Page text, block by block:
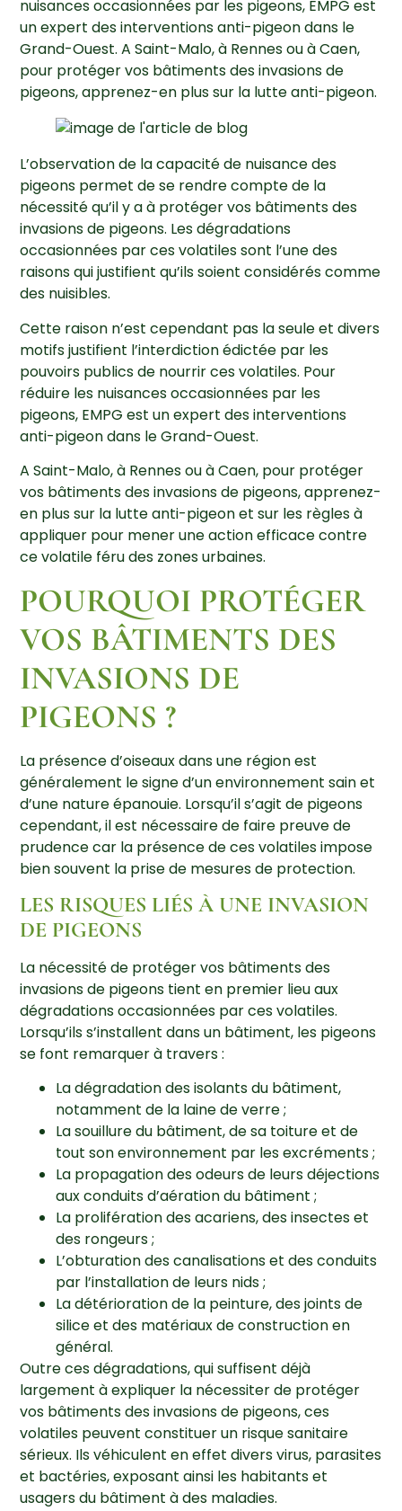
nuisances occasionnées par les pigeons, EMPG est
un expert des interventions anti-pigeon dans le
Grand-Ouest. A Saint-Malo, à Rennes ou à Caen,
pour protéger vos bâtiments des invasions de
pigeons, apprenez-en plus sur la lutte anti-pigeon.
L’observation de la capacité de nuisance des
pigeons permet de se rendre compte de la
nécessité qu’il y a à protéger vos bâtiments des
invasions de pigeons. Les dégradations
occasionnées par ces volatiles sont l’une des
raisons qui justifient qu’ils soient considérés comme
des nuisibles.
Cette raison n’est cependant pas la seule et divers
motifs justifient l’interdiction édictée par les
pouvoirs publics de nourrir ces volatiles. Pour
réduire les nuisances occasionnées par les
pigeons, EMPG est un expert des interventions
anti-pigeon dans le Grand-Ouest.
A Saint-Malo, à Rennes ou à Caen, pour protéger
vos bâtiments des invasions de pigeons, apprenez-
en plus sur la lutte anti-pigeon et sur les règles à
appliquer pour mener une action efficace contre
ce volatile féru des zones urbaines.
POURQUOI PROTÉGER
VOS BÂTIMENTS DES
INVASIONS DE
PIGEONS ?
La présence d’oiseaux dans une région est
généralement le signe d’un environnement sain et
d’une nature épanouie. Lorsqu’il s’agit de pigeons
cependant, il est nécessaire de faire preuve de
prudence car la présence de ces volatiles impose
bien souvent la prise de mesures de protection.
LES RISQUES LIÉS À UNE INVASION
DE PIGEONS
La nécessité de protéger vos bâtiments des
invasions de pigeons tient en premier lieu aux
dégradations occasionnées par ces volatiles.
Lorsqu’ils s’installent dans un bâtiment, les pigeons
se font remarquer à travers :
La dégradation des isolants du bâtiment,
notamment de la laine de verre ;
La souillure du bâtiment, de sa toiture et de
tout son environnement par les excréments ;
La propagation des odeurs de leurs déjections
aux conduits d’aération du bâtiment ;
La prolifération des acariens, des insectes et
des rongeurs ;
L’obturation des canalisations et des conduits
par l’installation de leurs nids ;
La détérioration de la peinture, des joints de
silice et des matériaux de construction en
général.
Outre ces dégradations, qui suffisent déjà
largement à expliquer la nécessiter de protéger
vos bâtiments des invasions de pigeons, ces
volatiles peuvent constituer un risque sanitaire
sérieux. Ils véhiculent en effet divers virus, parasites
et bactéries, exposant ainsi les habitants et
usagers du bâtiment à des maladies.